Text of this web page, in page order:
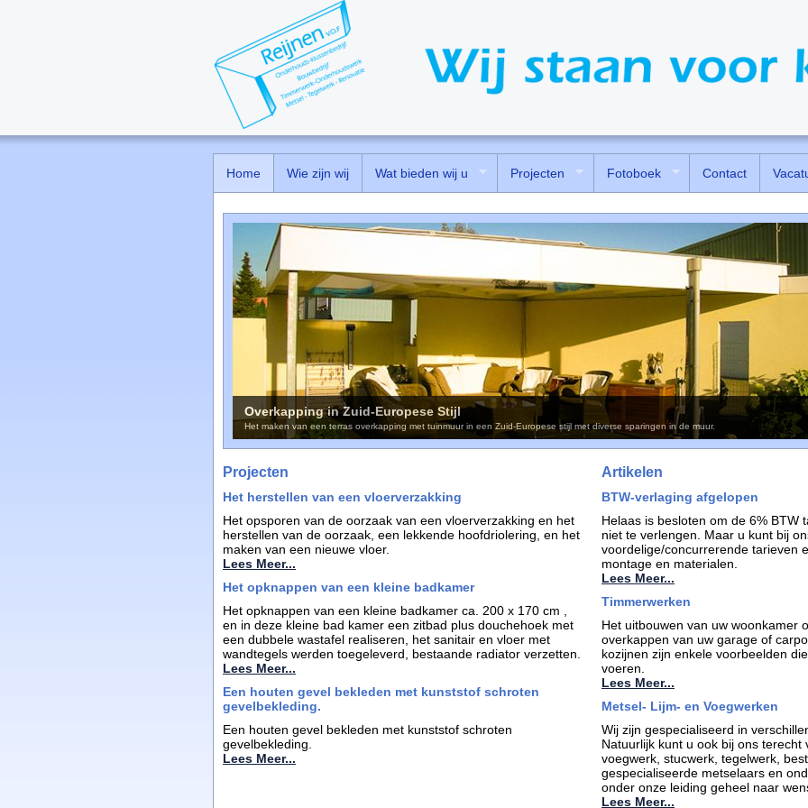
Overkapping in Zuid-Europese Stijl
Het maken van een terras overkapping met tuinmuur in een Zuid-Europese stijl met diverse sparingen in de muur.
Projecten
Het herstellen van een vloerverzakking
Het opsporen van de oorzaak van een vloerverzakking en het
herstellen van de oorzaak, een lekkende hoofdriolering, en het
maken van een nieuwe vloer.
Lees Meer...
Het opknappen van een kleine badkamer
Het opknappen van een kleine badkamer ca. 200 x 170 cm ,
en in deze kleine bad kamer een zitbad plus douchehoek met
een dubbele wastafel realiseren, het sanitair en vloer met
wandtegels werden toegeleverd, bestaande radiator verzetten.
Lees Meer...
Een houten gevel bekleden met kunststof schroten
gevelbekleding.
Een houten gevel bekleden met kunststof schroten
gevelbekleding.
Lees Meer...
Artikelen
BTW-verlaging afgelopen
Helaas is besloten om de 6% BTW
niet te verlengen. Maar u kunt bij
voordelige/concurrerende tarieven
montage en materialen.
Lees Meer...
Timmerwerken
Het uitbouwen van uw woonkamer
overkappen van uw garage of
kozijnen zijn enkele voorbeelden
voeren.
Lees Meer...
Metsel- Lijm- en Voegwerken
Wij zijn gespecialiseerd in
Natuurlijk kunt u ook bij ons terecht
voegwerk, stucwerk, tegelwerk,
gespecialiseerde metselaars en
onder onze leiding geheel naar
Lees Meer...
Home Wie zijn wij Wat bieden wij u Projecten Fotoboek Contact